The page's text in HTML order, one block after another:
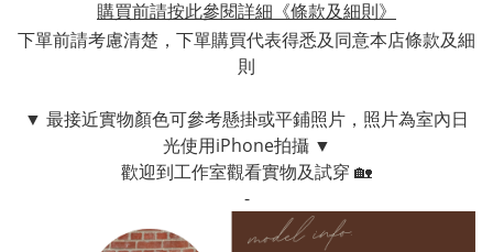
購買前請按此參閱詳細《條款及細則》
下單前請考慮清楚，下單購買代表得悉及同意本店條款及細
則
▼ 最接近實物顏色可參考懸掛或平鋪照片，照片為室內日
光使用iPhone拍攝 ▼
歡迎到工作室觀看實物及試穿 🏡
-